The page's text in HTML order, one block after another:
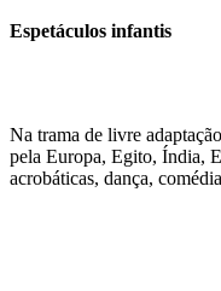
Espetáculos infantis
Na trama de livre adaptação
pela Europa, Egito, Índia,
acrobáticas, dança,